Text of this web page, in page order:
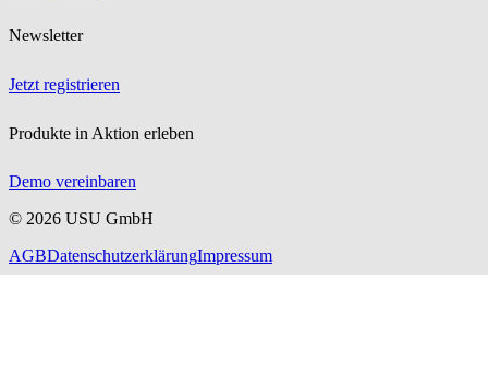
Newsletter
Jetzt registrieren
Produkte in Aktion erleben
Demo vereinbaren
© 2026 USU GmbH
AGBDatenschutzerklärungImpressum